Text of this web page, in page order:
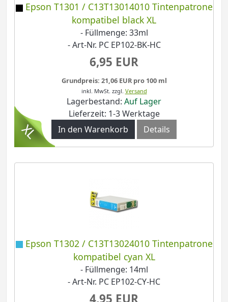
Epson T1301 / C13T13014010 Tintenpatrone
kompatibel black XL
- Füllmenge: 33ml
- Art-Nr. PC EP102-BK-HC
6,95 EUR
Grundpreis: 21,06 EUR pro 100 ml
inkl. MwSt. zzgl. Versand
Lagerbestand: Auf Lager
Lieferzeit: 1-3 Werktage
In den Warenkorb
Details
Epson T1302 / C13T13024010 Tintenpatrone
kompatibel cyan XL
- Füllmenge: 14ml
- Art-Nr. PC EP102-CY-HC
4,95 EUR